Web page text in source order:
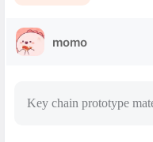
momo
Key chain prototype